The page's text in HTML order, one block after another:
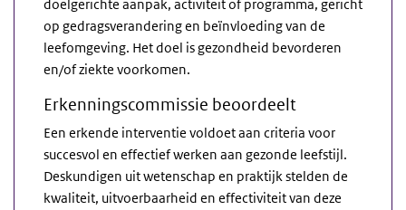
doelgerichte aanpak, activiteit of programma, gericht
op gedragsverandering en beïnvloeding van de
leefomgeving. Het doel is gezondheid bevorderen
en/of ziekte voorkomen.
Erkenningscommissie beoordeelt
Een erkende interventie voldoet aan criteria voor
succesvol en effectief werken aan gezonde leefstijl.
Deskundigen uit wetenschap en praktijk stelden de
kwaliteit, uitvoerbaarheid en effectiviteit van deze